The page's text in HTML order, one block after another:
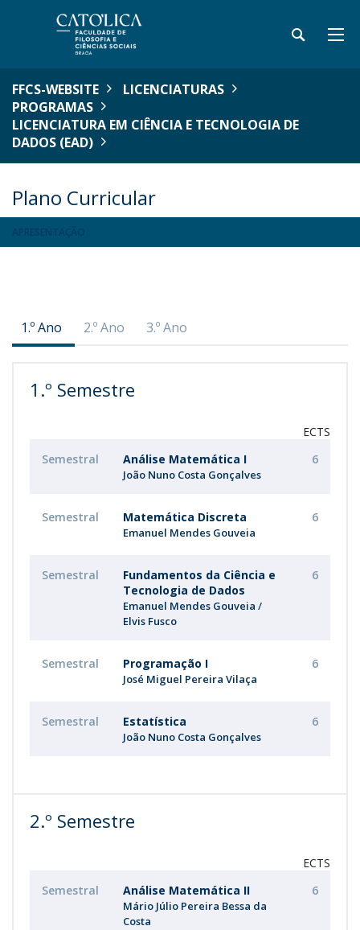
FFCS-WEBSITE
LICENCIATURAS
PROGRAMAS
LICENCIATURA EM CIÊNCIA E TECNOLOGIA DE
DADOS (EAD)
Plano Curricular
1.º Ano 2.º Ano 3.º Ano
1.º Semestre
ECTS
Semestral
Análise Matemática I
João Nuno Costa Gonçalves
6
Semestral Matemática Discreta
Emanuel Mendes Gouveia
6
Semestral
Fundamentos da Ciência e
Tecnologia de Dados
Emanuel Mendes Gouveia
Elvis Fusco
6
Semestral Programação I
José Miguel Pereira Vilaça
6
Semestral Estatística
João Nuno Costa Gonçalves
6
2.º Semestre
ECTS
Semestral
Análise Matemática II
Mário Júlio Pereira Bessa da
Costa
6